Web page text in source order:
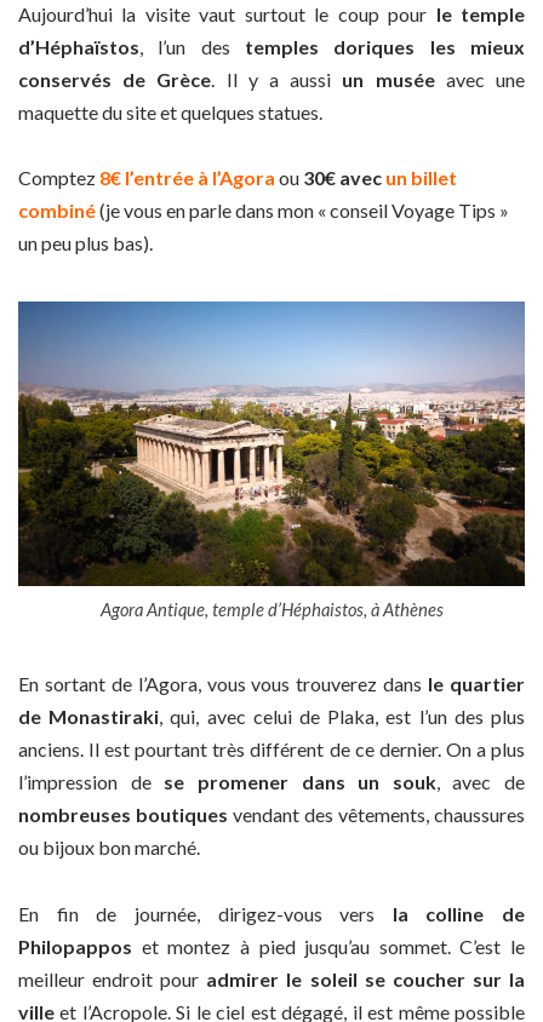
Aujourd’hui la visite vaut surtout le coup pour le temple
d’Héphaïstos, l’un des temples doriques les mieux
conservés de Grèce. Il y a aussi un muséeavec une
maquette du site et quelques statues.
Comptez 8€ l’entrée à l’Agora ou 30€ avec un billet
combiné(je vous en parle dans mon « conseil Voyage Tips »
un peu plus bas).
Agora Antique, temple d’Héphaistos, à Athènes
En sortant de l’Agora, vous vous trouverez dans le quartier
de Monastiraki, qui, avec celui de Plaka, est l’un des plus
anciens. Il est pourtant très différent de ce dernier. On a plus
l’impression de se promener dans un souk, avec de
nombreuses boutiques vendant des vêtements, chaussures
ou bijoux bon marché.
En fin de journée, dirigez-vous vers la colline de
Philopappos et montez à pied jusqu’au sommet. C’est le
meilleur endroit pour admirer le soleil se coucher sur la
ville et l’Acropole. Si le ciel est dégagé, il est même possible